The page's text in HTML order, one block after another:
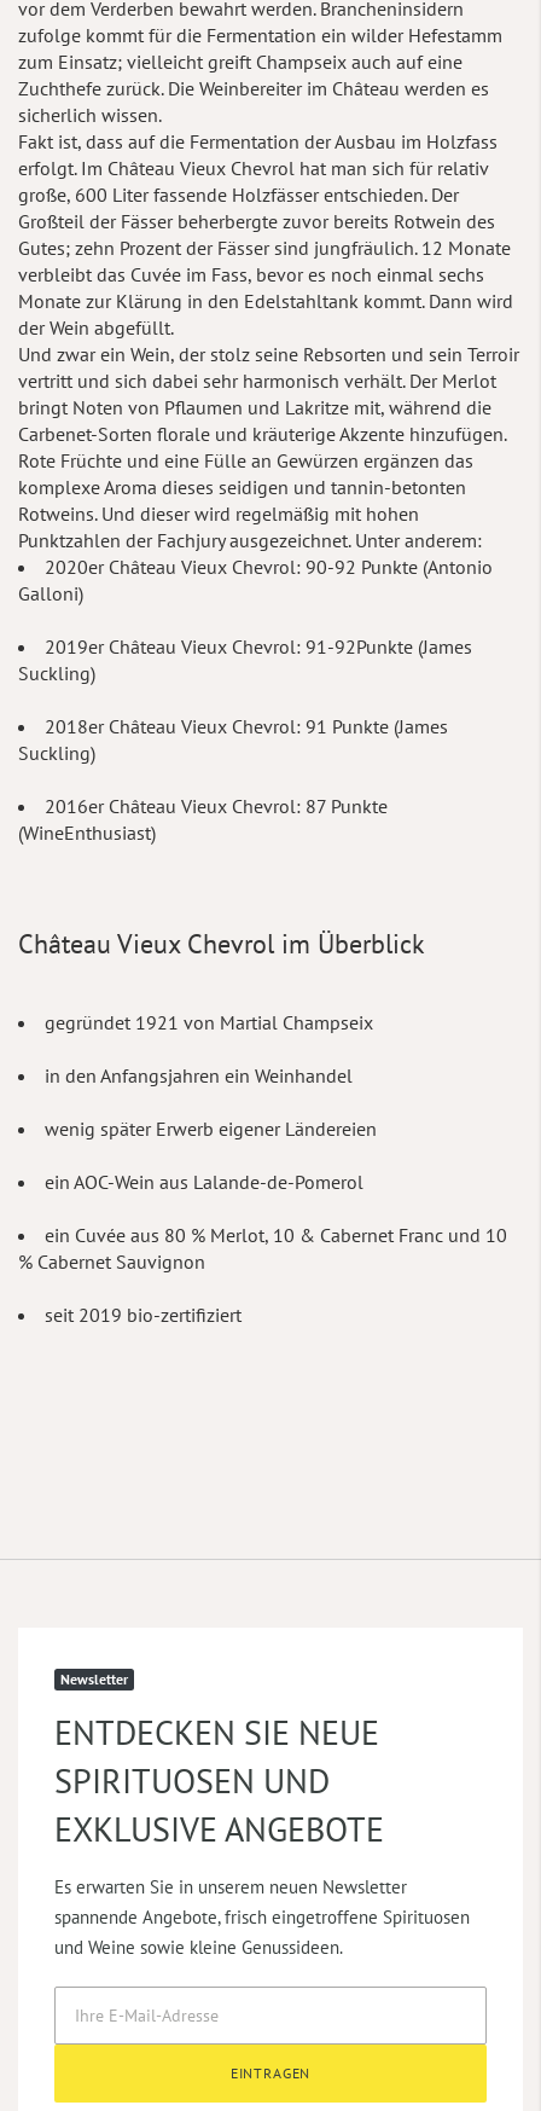
vor dem Verderben bewahrt werden. Brancheninsidern
zufolge kommt für die Fermentation ein wilder Hefestamm
zum Einsatz; vielleicht greift Champseix auch auf eine
Zuchthefe zurück. Die Weinbereiter im Château werden es
sicherlich wissen.
Fakt ist, dass auf die Fermentation der Ausbau im Holzfass
erfolgt. Im Château Vieux Chevrol hat man sich für relativ
große, 600 Liter fassende Holzfässer entschieden. Der
Großteil der Fässer beherbergte zuvor bereits Rotwein des
Gutes; zehn Prozent der Fässer sind jungfräulich. 12 Monate
verbleibt das Cuvée im Fass, bevor es noch einmal sechs
Monate zur Klärung in den Edelstahltank kommt. Dann wird
der Wein abgefüllt.
Und zwar ein Wein, der stolz seine Rebsorten und sein Terroir
vertritt und sich dabei sehr harmonisch verhält. Der Merlot
bringt Noten von Pflaumen und Lakritze mit, während die
Carbenet-Sorten florale und kräuterige Akzente hinzufügen.
Rote Früchte und eine Fülle an Gewürzen ergänzen das
komplexe Aroma dieses seidigen und tannin-betonten
Rotweins. Und dieser wird regelmäßig mit hohen
Punktzahlen der Fachjury ausgezeichnet. Unter anderem:
2020er Château Vieux Chevrol: 90-92 Punkte (Antonio
Galloni)
2019er Château Vieux Chevrol: 91-92Punkte (James
Suckling)
2018er Château Vieux Chevrol: 91 Punkte (James
Suckling)
2016er Château Vieux Chevrol: 87 Punkte
(WineEnthusiast)
Château Vieux Chevrol im Überblick
gegründet 1921 von Martial Champseix
in den Anfangsjahren ein Weinhandel
wenig später Erwerb eigener Ländereien
ein AOC-Wein aus Lalande-de-Pomerol
ein Cuvée aus 80 % Merlot, 10 & Cabernet Franc und 10
% Cabernet Sauvignon
seit 2019 bio-zertifiziert
Newsletter
ENTDECKEN SIE NEUE
SPIRITUOSEN UND
EXKLUSIVE ANGEBOTE
Es erwarten Sie in unserem neuen Newsletter
spannende Angebote, frisch eingetroffene Spirituosen
und Weine sowie kleine Genussideen.
EINTRAGEN